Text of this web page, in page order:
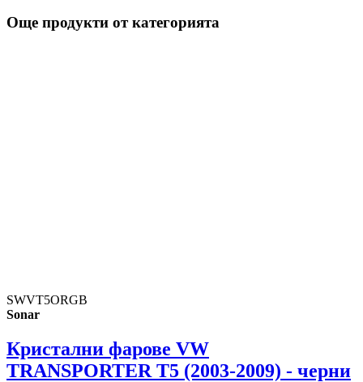
Още продукти от категорията
SWVT5ORGB
Sonar
Кристални фарове VW
TRANSPORTER T5 (2003-2009) - черни